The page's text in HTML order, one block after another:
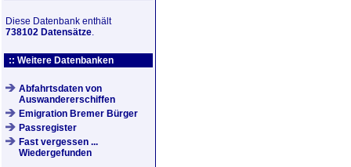
Diese Datenbank enthält
738102 Datensätze.
:: Weitere Datenbanken
Abfahrtsdaten von
Auswandererschiffen
Emigration Bremer Bürger
Passregister
Fast vergessen ...
Wiedergefunden